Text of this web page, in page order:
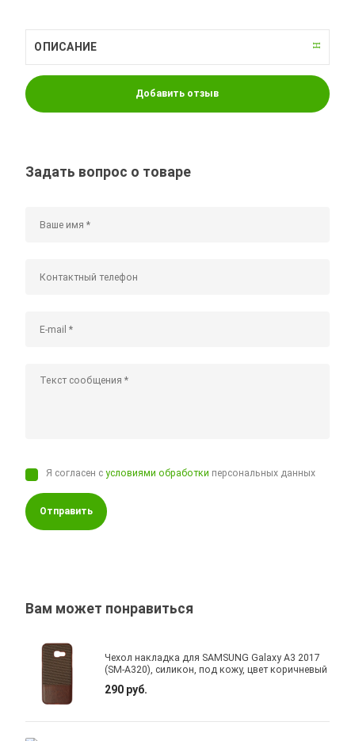
ОПИСАНИЕ
Добавить отзыв
Задать вопрос о товаре
Я согласен сусловиями обработки персональных данных
Отправить
Вам может понравиться
Чехол накладка для SAMSUNG Galaxy A3 2017
(SM-A320), силикон, под кожу, цвет коричневый
290 руб.